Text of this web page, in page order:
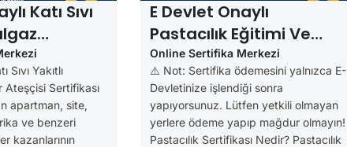
Katı Sıvı
Sıvı Yakıtlı
Sertifikası
apartman, site,
ve benzeri
kazanlarının
E Devlet Onaylı
Pastacılık Eğitimi Ve
Sertifikası
Online Sertifika Merkezi
⚠️ Not: Sertifika ödemesini yalnızca E-
Devletinize işlendiği sonra
yapıyorsunuz. Lütfen yetkili olmayan
yerlere ödeme yapıp mağdur olmayın!
Pastacılık Sertifikası Nedir? Pastacılık